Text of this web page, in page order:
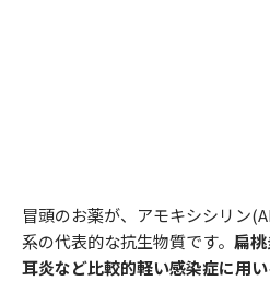
冒頭のお薬が、アモキシシリン
系の代表的な抗生物質です。 扁
耳炎など比較的軽い感染症に用い